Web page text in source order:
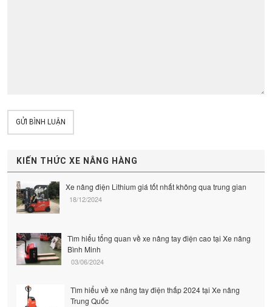
GỬI BÌNH LUẬN
KIẾN THỨC XE NÂNG HÀNG
Xe nâng điện Lithium giá tốt nhất không qua trung gian
18/12/2024
Tìm hiểu tổng quan về xe nâng tay điện cao tại Xe nâng
Bình Minh
03/06/2024
Tìm hiểu về xe nâng tay điện thấp 2024 tại Xe nâng
Trung Quốc